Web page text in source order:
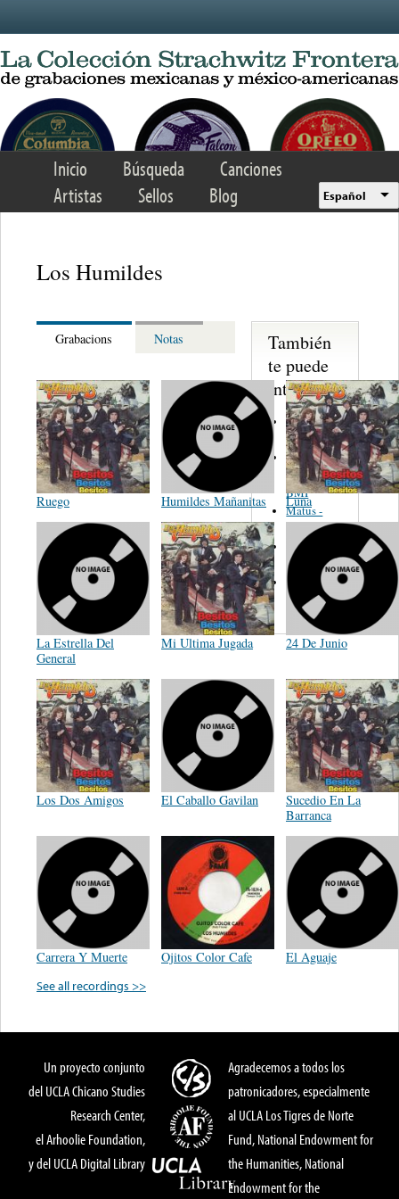
Inicio Búsqueda
Canciones
Artistas
Sellos Blog Español
Los Humildes
Grabacions Notas
Ruego Humildes Mañanitas Luna
La Estrella Del
General
Mi Ultima Jugada 24 De Junio
Los Dos Amigos El Caballo Gavilan
Sucedio En La
Barranca
Carrera Y Muerte Ojitos Color Cafe
El Aguaje
See all recordings >>
También
te puede
interesar...
Martinez,
Felipe
Performance
Music Co.
BMI
Matus -
Rodriguez
Carleton -
Dixon
Abreu -
Oliverira
Un proyecto conjunto
del UCLA Chicano Studies
Research Center,
el Arhoolie Foundation,
y del UCLA Digital Library
Agradecemos a todos los
patronicadores, especialmente
al UCLA Los Tigres de Norte
Fund, National Endowment for
the Humanities, National
Endowment for the